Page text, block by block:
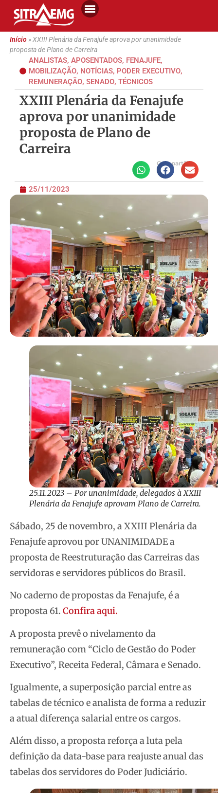
Início»XXIII Plenária da Fenajufe aprova por unanimidade
proposta de Plano de Carreira
ANALISTAS, APOSENTADOS, FENAJUFE,
MOBILIZAÇÃO, NOTÍCIAS, PODER EXECUTIVO,
REMUNERAÇÃO, SENADO, TÉCNICOS
XXIII Plenária da Fenajufe
aprova por unanimidade
proposta de Plano de
Carreira
Compartilhe
25/11/2023
25.11.2023 – Por unanimidade, delegados à XXIII
Plenária da Fenajufe aprovam Plano de Carreira.
Sábado, 25 de novembro, a XXIII Plenária da
Fenajufe aprovou por UNANIMIDADE a
proposta de Reestruturação das Carreiras das
servidoras e servidores públicos do Brasil.
No caderno de propostas da Fenajufe, é a
proposta 61. Confira aqui.
A proposta prevê o nivelamento da
remuneração com “Ciclo de Gestão do Poder
Executivo”, Receita Federal, Câmara e Senado.
Igualmente, a superposição parcial entre as
tabelas de técnico e analista de forma a reduzir
a atual diferença salarial entre os cargos.
Além disso, a proposta reforça a luta pela
definição da data-base para reajuste anual das
tabelas dos servidores do Poder Judiciário.